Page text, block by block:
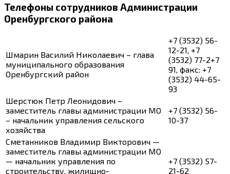
Телефоны сотрудников Администрации
Оренбургского района
Шмарин Василий Николаевич – глава
муниципального образования
Оренбургский район
+7 (3532) 56-
12-21, +7
(3532) 77-2+7
91, факс: +7
(3532) 44-65-
93
Шерстюк Петр Леонидович –
заместитель главы администрации МО
– начальник управления сельского
хозяйства
+7 (3532) 56-
10-37
Сметанников Владимир Викторович —
заместитель главы администрации МО
— начальник управления по
строительству, жилищно-
+7 (3532) 57-
21-62